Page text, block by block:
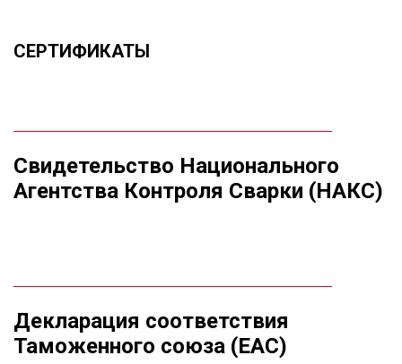
СЕРТИФИКАТЫ
Свидетельство Национального
Агентства Контроля Сварки (НАКС)
Декларация соответствия
Таможенного союза (ЕАС)